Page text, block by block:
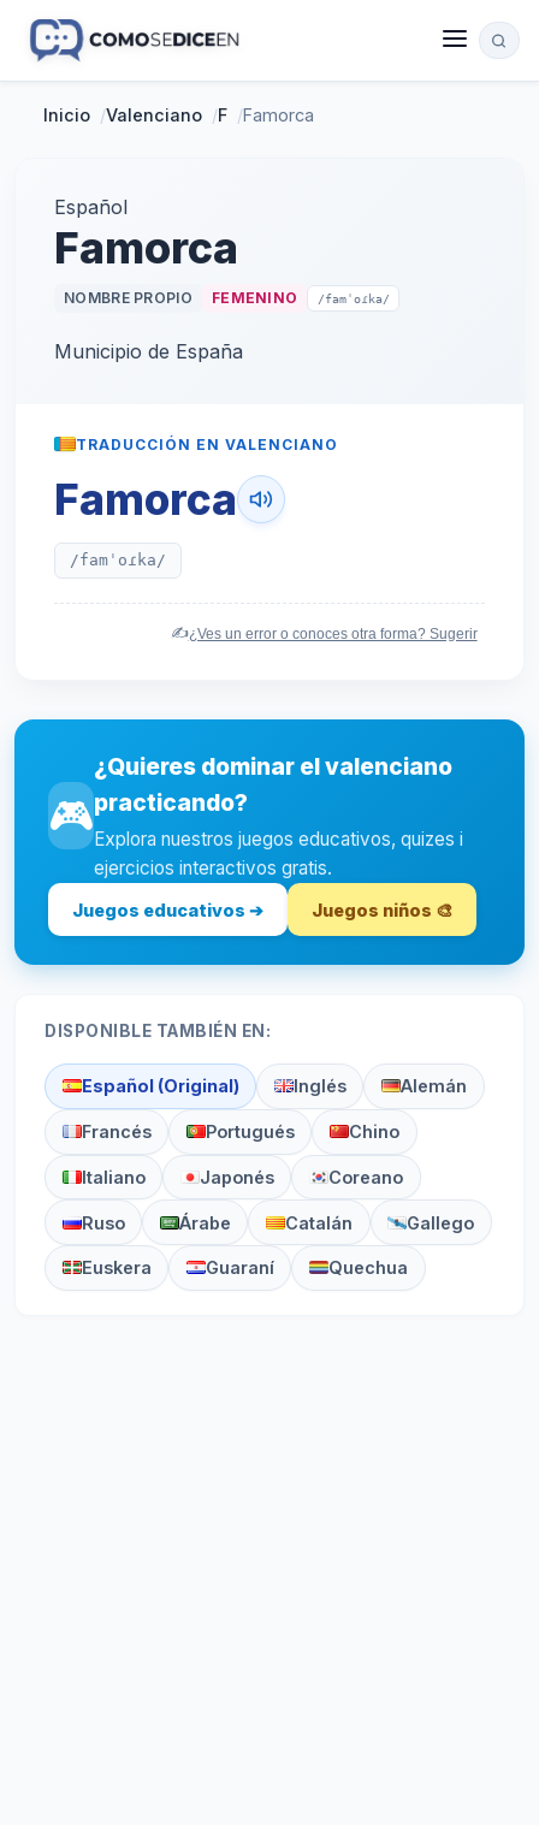
Inicio /Valenciano /F /Famorca
Español
Famorca
NOMBRE PROPIO FEMENINO /famˈoɾka/
Municipio de España
TRADUCCIÓN EN VALENCIANO
Famorca
/famˈoɾka/
✍️¿Ves un error o conoces otra forma? Sugerir
🎮
¿Quieres dominar el valenciano
practicando?
Explora nuestros juegos educativos, quizes i
ejercicios interactivos gratis.
Juegos educativos ➔ Juegos niños 🎨
DISPONIBLE TAMBIÉN EN:
Español (Original) Inglés Alemán
Francés Portugués Chino
Italiano Japonés Coreano
Ruso Árabe Catalán Gallego
Euskera Guaraní Quechua